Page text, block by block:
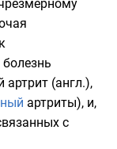
болезнь
артрит (англ.),
артриты), и,
с